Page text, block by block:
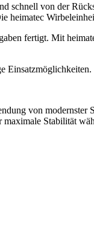
schnell von der
heimatec
fertigt. Mit
Einsatzmöglichkeiten.
von modernster
Stabilität